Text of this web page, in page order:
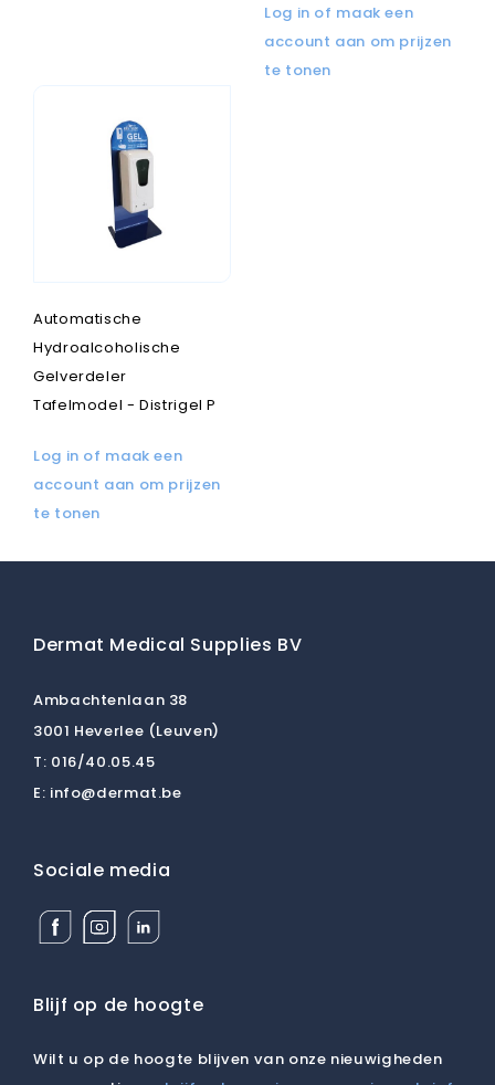
Log in of maak een
account aan om prijzen
te tonen
Automatische
Hydroalcoholische
Gelverdeler
Tafelmodel - Distrigel P
Log in of maak een
account aan om prijzen
te tonen
Dermat Medical Supplies BV
Ambachtenlaan 38
3001 Heverlee (Leuven)
T: 016/40.05.45
E: info@dermat.be
Sociale media
Facebook
Dermat
BV
Instagram
Dermat
BV
Linkedin
Dermat
BV
Blijf op de hoogte
Wilt u op de hoogte blijven van onze nieuwigheden